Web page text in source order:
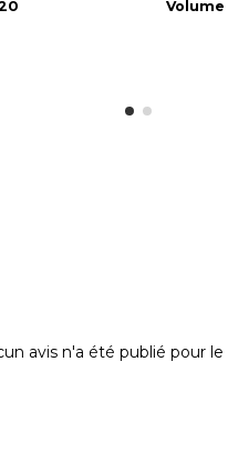
Volume
avis n'a été publié pour